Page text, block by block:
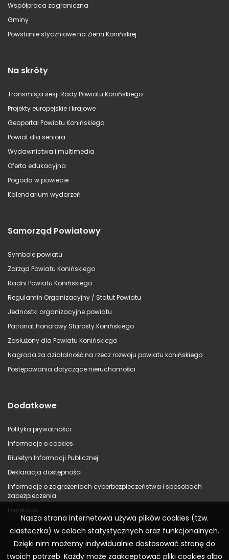
Współpraca zagraniczna
Gminy
Powstanie styczniowe na Ziemi Konińskiej
Na skróty
Transmisja sesji Rady Powiatu Konińskiego
Projekty europejskie i krajowe
Geoportal Powiatu Konińskiego
Powiat dla seniora
Wydawnictwa i multimedia
Oferta edukacyjna
Pogoda w powiecie
Kalendarium wydarzeń
Samorząd Powiatowy
Symbole powiatu
Zarząd Powiatu Konińskiego
Radni Powiatu Konińskiego
Regulamin Organizacyjny / Statut Powiatu
Jednostki organizacyjne powiatu
Patronat honorowy Starosty Konińskiego
Zasłużony dla Powiatu Konińskiego
Nagroda za działalność na rzecz rozwoju powiatu konińskiego
Postępowania dotyczące nieruchomości
Dodatkowe
Polityka prywatności
Informacje o cookies
Biuletyn Informacji Publicznej
Deklaracja dostępności
Informacje o zagrożeniach cyberbezpieczeństwa i sposobach
zabezpieczenia
Facebook
Nasza strona internetowa używa plików cookies (tzw.
ciasteczka) w celach statystycznych oraz funkcjonalnych.
Dzięki nim możemy indywidualnie dostosować stronę do
twoich potrzeb. Każdy może zaakceptować pliki cookies albo